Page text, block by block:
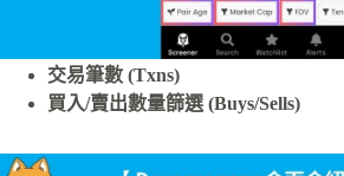
交易筆數 (Txns)
買入/賣出數量篩選 (Buys/Sells)